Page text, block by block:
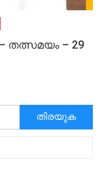
തത്സമയം – 29
അനേഷിക്കുക